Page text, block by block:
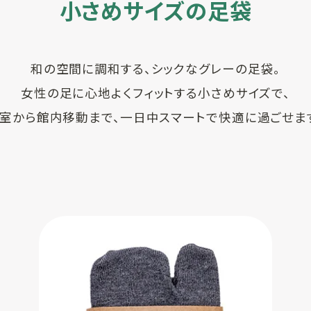
小さめサイズの足袋
和の空間に調和する、シックなグレーの足袋。
女性の足に心地よくフィットする小さめサイズで、
から館内移動まで、一日中スマートで快適に過ごせま